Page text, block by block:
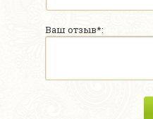
Ваш отзыв*: